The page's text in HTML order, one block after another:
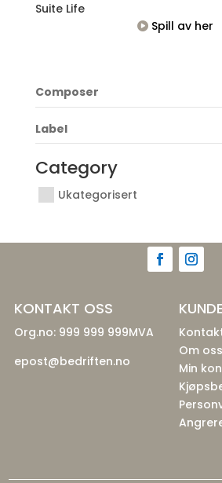
Suite Life
Spill av her
Composer
Label
Category
Ukategorisert
KONTAKT OSS
Org.no: 999 999 999MVA
epost@bedriften.no
Om oss
Min